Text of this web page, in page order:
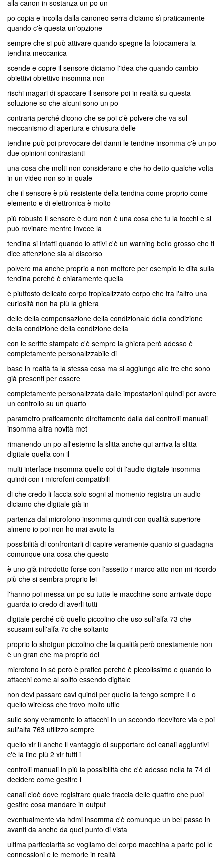
alla canon in sostanza un po un
po copia e incolla dalla canoneo serra diciamo sì praticamente
quando c'è questa un'opzione
sempre che si può attivare quando spegne la fotocamera la
tendina meccanica
scende e copre il sensore diciamo l'idea che quando cambio
obiettivi obiettivo insomma non
rischi magari di spaccare il sensore poi in realtà su questa
soluzione so che alcuni sono un po
contraria perché dicono che se poi c'è polvere che va sul
meccanismo di apertura e chiusura delle
tendine può poi provocare dei danni le tendine insomma c'è un po
due opinioni contrastanti
una cosa che molti non considerano e che ho detto qualche volta
in un video non so in quale
che il sensore è più resistente della tendina come proprio come
elemento e di elettronica è molto
più robusto il sensore è duro non è una cosa che tu la tocchi e si
può rovinare mentre invece la
tendina si infatti quando lo attivi c'è un warning bello grosso che ti
dice attenzione sia al discorso
polvere ma anche proprio a non mettere per esempio le dita sulla
tendina perché è chiaramente quella
è piuttosto delicato corpo tropicalizzato corpo che tra l'altro una
curiosità non ha più la ghiera
delle della compensazione della condizionale della condizione
della condizione della condizione della
con le scritte stampate c'è sempre la ghiera però adesso è
completamente personalizzabile di
base in realtà fa la stessa cosa ma si aggiunge alle tre che sono
già presenti per essere
completamente personalizzata dalle impostazioni quindi per avere
un controllo su un quarto
parametro praticamente direttamente dalla dai controlli manuali
insomma altra novità met
rimanendo un po all'esterno la slitta anche qui arriva la slitta
digitale quella con il
multi interface insomma quello col di l'audio digitale insomma
quindi con i microfoni compatibili
di che credo li faccia solo sogni al momento registra un audio
diciamo che digitale già in
partenza dal microfono insomma quindi con qualità superiore
almeno io poi non ho mai avuto la
possibilità di confrontarli di capire veramente quanto si guadagna
comunque una cosa che questo
è uno già introdotto forse con l'assetto r marco atto non mi ricordo
più che si sembra proprio lei
l'hanno poi messa un po su tutte le macchine sono arrivate dopo
guarda io credo di averli tutti
digitale perché ciò quello piccolino che uso sull'alfa 73 che
scusami sull'alfa 7c che soltanto
proprio lo shotgun piccolino che la qualità però onestamente non
è un gran che ma proprio del
microfono in sé però è pratico perché è piccolissimo e quando lo
attacchi come al solito essendo digitale
non devi passare cavi quindi per quello la tengo sempre lì o
quello wireless che trovo molto utile
sulle sony veramente lo attacchi in un secondo ricevitore via e poi
sull'alfa 763 utilizzo sempre
quello xlr lì anche il vantaggio di supportare dei canali aggiuntivi
c'è la line più 2 xlr tutti i
controlli manuali in più la possibilità che c'è adesso nella fa 74 di
decidere come gestire i
canali cioè dove registrare quale traccia delle quattro che puoi
gestire cosa mandare in output
eventualmente via hdmi insomma c'è comunque un bel passo in
avanti da anche da quel punto di vista
ultima particolarità se vogliamo del corpo macchina a parte poi le
connessioni e le memorie in realtà